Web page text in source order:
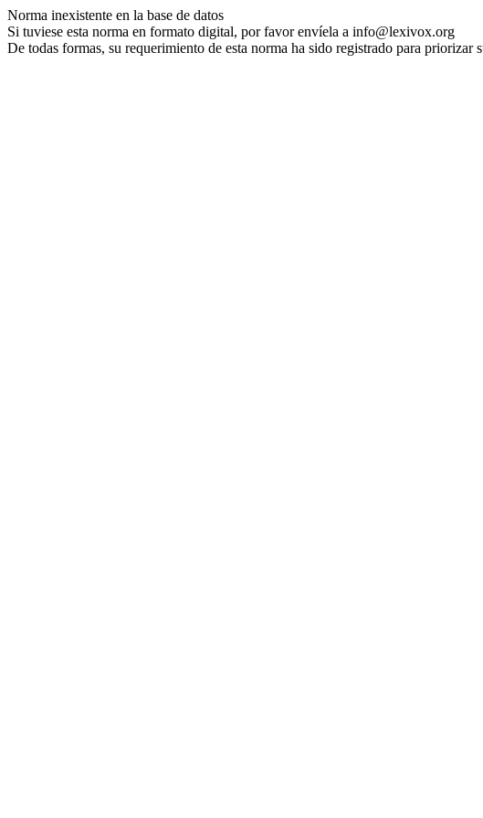
Norma inexistente en la base de datos
Si tuviese esta norma en formato digital, por favor envíela a info@lexivox.org
De todas formas, su requerimiento de esta norma ha sido registrado para priorizar